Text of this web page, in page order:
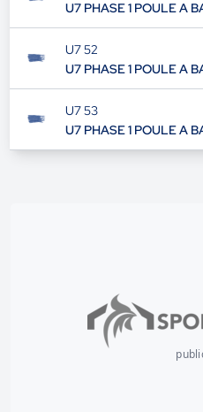
U7 51
U7 PHASE 1 POULE A
U7 52
U7 PHASE 1 POULE A
U7 53